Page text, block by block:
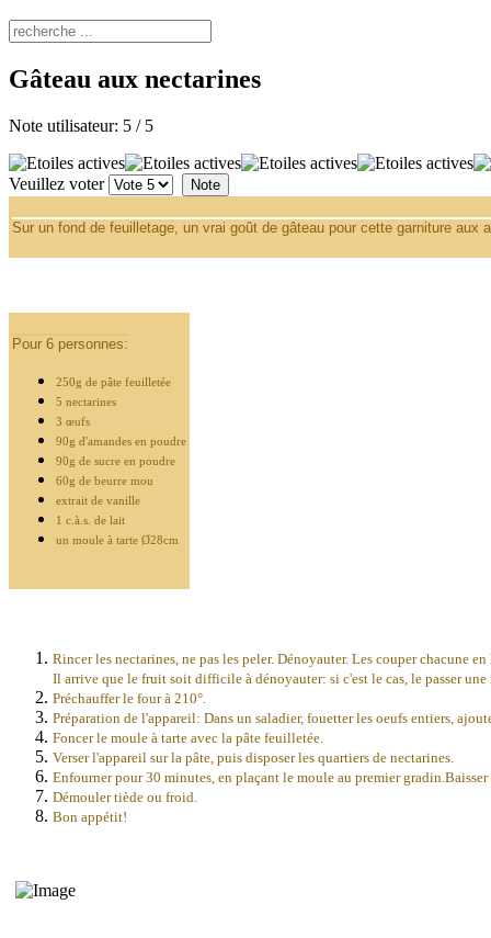
Gâteau aux nectarines
Note utilisateur: 5 / 5
Veuillez voter
Sur un fond de feuilletage, un vrai goût de gâteau pour cette garniture aux
Pour 6 personnes:
250g de pâte feuilletée
5 nectarines
3 œufs
90g d'amandes en poudre
90g de sucre en poudre
60g de beurre mou
extrait de vanille
1 c.à.s. de lait
un moule à tarte Ø28cm
Rincer les nectarines, ne pas les peler. Dénoyauter. Les couper chacune
Il arrive que le fruit soit difficile à dénoyauter: si c'est le cas, le passer
Préchauffer le four à 210°.
Préparation de l'appareil: Dans un saladier, fouetter les oeufs entiers,
Foncer le moule à tarte avec la pâte feuilletée.
Verser l'appareil sur la pâte, puis disposer les quartiers de nectarines.
Enfourner pour 30 minutes, en plaçant le moule au premier
Démouler tiède ou froid.
Bon appétit!